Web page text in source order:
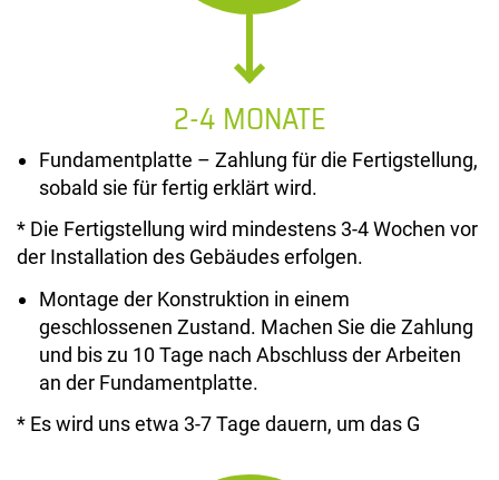
2-4 MONATE
Fundamentplatte – Zahlung für die Fertigstellung,
sobald sie für fertig erklärt wird.
* Die Fertigstellung wird mindestens 3-4 Wochen vor
der Installation des Gebäudes erfolgen.
Montage der Konstruktion in einem
geschlossenen Zustand. Machen Sie die Zahlung
und bis zu 10 Tage nach Abschluss der Arbeiten
an der Fundamentplatte.
* Es wird uns etwa 3-7 Tage dauern, um das G